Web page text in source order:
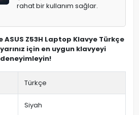
rahat bir kullanım sağlar.
Z53H Laptop Klavye Türkçe
için en uygun klavyeyi
deneyimleyin!
Türkçe
Siyah